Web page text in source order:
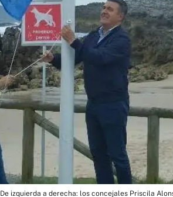
De izquierda a derecha: los concejales Priscila